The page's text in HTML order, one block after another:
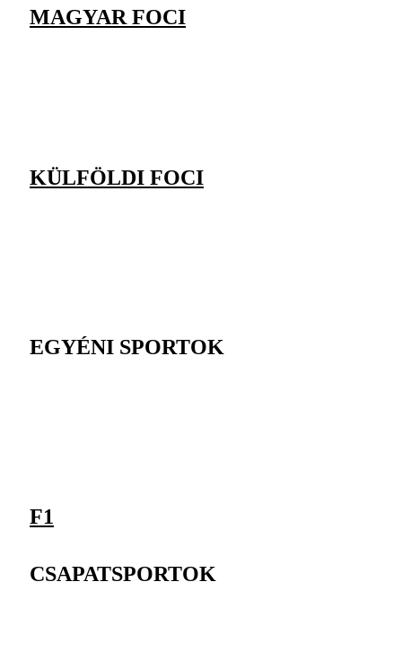
MAGYAR FOCI
KÜLFÖLDI FOCI
EGYÉNI SPORTOK
F1
CSAPATSPORTOK